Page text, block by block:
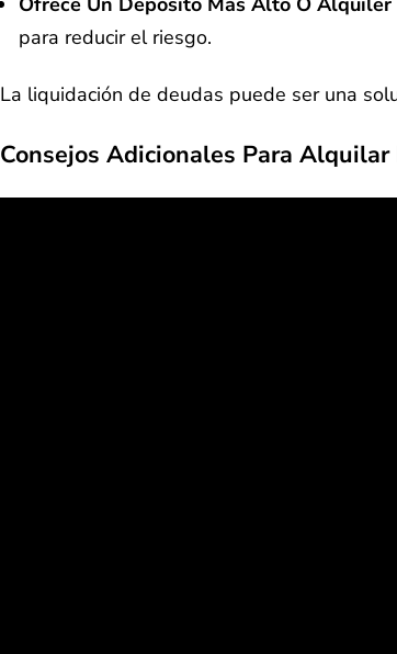
para reducir el riesgo.
La liquidación de deudas puede ser una
Consejos Adicionales Para